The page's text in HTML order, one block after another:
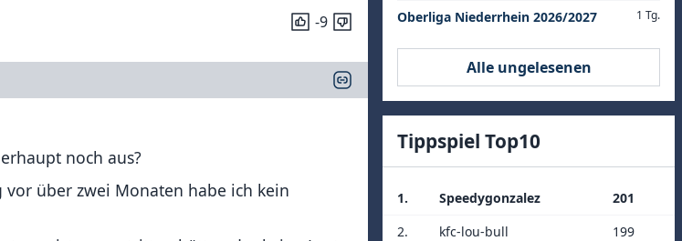
-9
noch aus?
über zwei Monaten habe ich kein
Oberliga Niederrhein 2026/2027 1 Tg.
Alle ungelesenen
Tippspiel Top10
1. Speedygonzalez
201
2.
kfc-lou-bull
199